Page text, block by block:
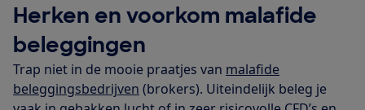
Herken en voorkom malafide
beleggingen
Trap niet in de mooie praatjes van malafide
beleggingsbedrijven (brokers). Uiteindelijk beleg je